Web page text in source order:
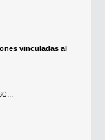
vinculadas al